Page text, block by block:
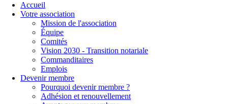
Accueil
Votre association
Mission de l'association
Équipe
Comités
Vision 2030 - Transition notariale
Commanditaires
Emplois
Devenir membre
Pourquoi devenir membre ?
Adhésion et renouvellement